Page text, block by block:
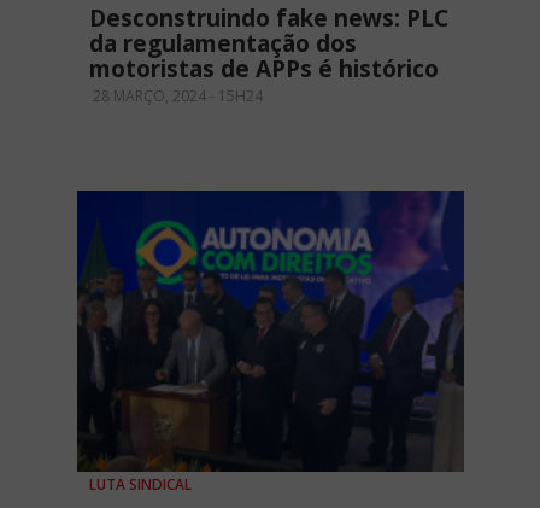
Desconstruindo fake news: PLC
da regulamentação dos
motoristas de APPs é histórico
28 MARÇO, 2024 - 15H24
LUTA SINDICAL